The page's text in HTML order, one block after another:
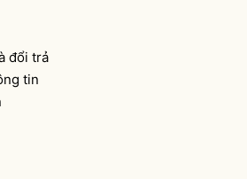
đổi trả
tin